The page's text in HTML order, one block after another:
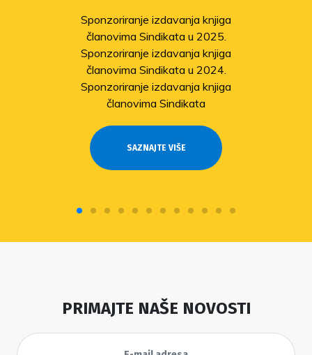
Sponzoriranje izdavanja knjiga
članovima Sindikata u 2025.
Sponzoriranje izdavanja knjiga
članovima Sindikata u 2024.
Sponzoriranje izdavanja knjiga
članovima Sindikata
SAZNAJTE VIŠE
PRIMAJTE NAŠE NOVOSTI